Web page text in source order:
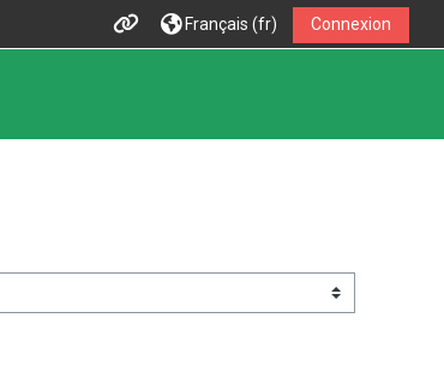
Français ‎(fr)‎ Connexion